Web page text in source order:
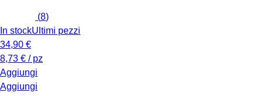
(8)
In stockUltimi pezzi
34,90 €
8,73 € / pz
Aggiungi
Aggiungi